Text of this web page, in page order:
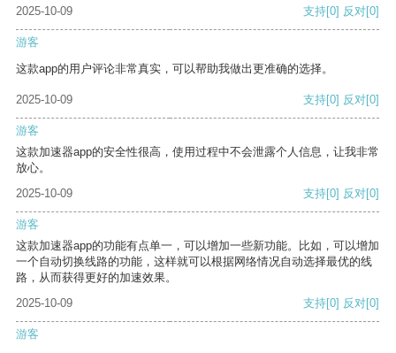
2025-10-09 支持[0] 反对[0]
游客
这款app的用户评论非常真实，可以帮助我做出更准确的选择。
2025-10-09 支持[0] 反对[0]
游客
这款加速器app的安全性很高，使用过程中不会泄露个人信息，让我非常
放心。
2025-10-09
支持[0] 反对[0]
游客
这款加速器app的功能有点单一，可以增加一些新功能。比如，可以增加
一个自动切换线路的功能，这样就可以根据网络情况自动选择最优的线
路，从而获得更好的加速效果。
2025-10-09
支持[0] 反对[0]
游客